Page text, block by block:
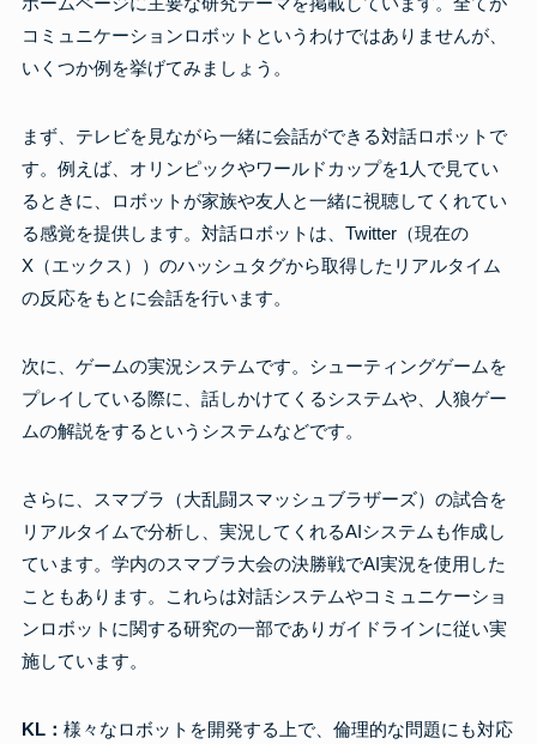
コミュニケーションロボットというわけではありませんが、
いくつか例を挙げてみましょう。
まず、テレビを見ながら一緒に会話ができる対話ロボットで
す。例えば、オリンピックやワールドカップを1人で見てい
るときに、ロボットが家族や友人と一緒に視聴してくれてい
る感覚を提供します。対話ロボットは、Twitter（現在の
X（エックス））のハッシュタグから取得したリアルタイム
の反応をもとに会話を行います。
次に、ゲームの実況システムです。シューティングゲームを
プレイしている際に、話しかけてくるシステムや、人狼ゲー
ムの解説をするというシステムなどです。
さらに、スマブラ（大乱闘スマッシュブラザーズ）の試合を
リアルタイムで分析し、実況してくれるAIシステムも作成し
ています。学内のスマブラ大会の決勝戦でAI実況を使用した
こともあります。これらは対話システムやコミュニケーショ
ンロボットに関する研究の一部でありガイドラインに従い実
施しています。
KL： 様々なロボットを開発する上で、倫理的な問題にも対応